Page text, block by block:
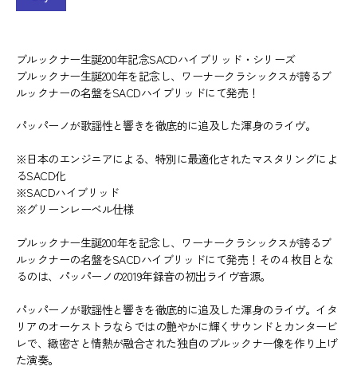
ブルックナー生誕200年記念SACDハイブリッド・シリーズ
ブルックナー生誕200年を記念し、ワーナークラシックスが誇るブ
ルックナーの名盤をSACDハイブリッドにて発売！
パッパーノが歌謡性と響きを徹底的に追及した渾身のライヴ。
※日本のエンジニアによる、特別に最適化されたマスタリングによ
るSACD化
※SACDハイブリッド
※グリーンレーベル仕様
ブルックナー生誕200年を記念し、ワーナークラシックスが誇るブ
ルックナーの名盤をSACDハイブリッドにて発売！その４枚目とな
るのは、パッパーノの2019年録音の初出ライヴ音源。
パッパーノが歌謡性と響きを徹底的に追及した渾身のライヴ。イタ
リアのオーケストラならではの艶やかに輝くサウンドとカンタービ
レで、緻密さと情熱が融合された独自のブルックナー像を作り上げ
た演奏。